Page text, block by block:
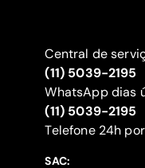
Central de
(11) 5039-2195
WhatsApp dias
(11) 5039-2195
‍Telefone 24h
SAC: